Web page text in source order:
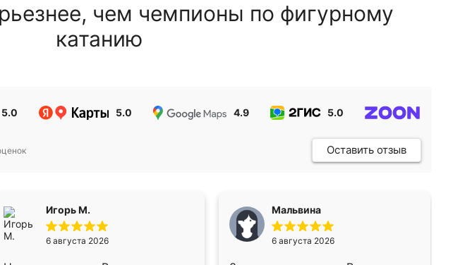
чем чемпионы по фигурному
катанию
5.0 5.0 4.9 5.0
Оставить отзыв
Игорь М.
6 августа 2026
Мальвина
6 августа 2026